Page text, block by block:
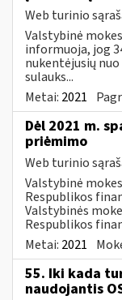
Web turinio
Valstybinė
informuoja, jog
nukentėjusių nuo
sulauks...
Metai: 2021
Dėl 2021 m.
priėmimo
Web turinio
Valstybinė
Respublikos
Valstybinės
Respublikos
Metai: 2021
55. Iki kada
naudojantis